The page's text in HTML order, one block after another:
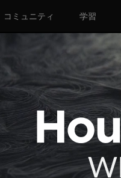
コミュニティ 学習